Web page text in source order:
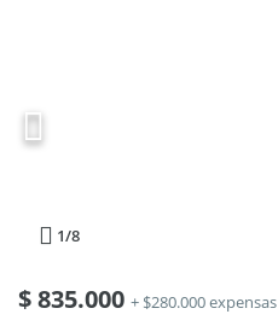
1/8
$835.000 + $280.000 expensas